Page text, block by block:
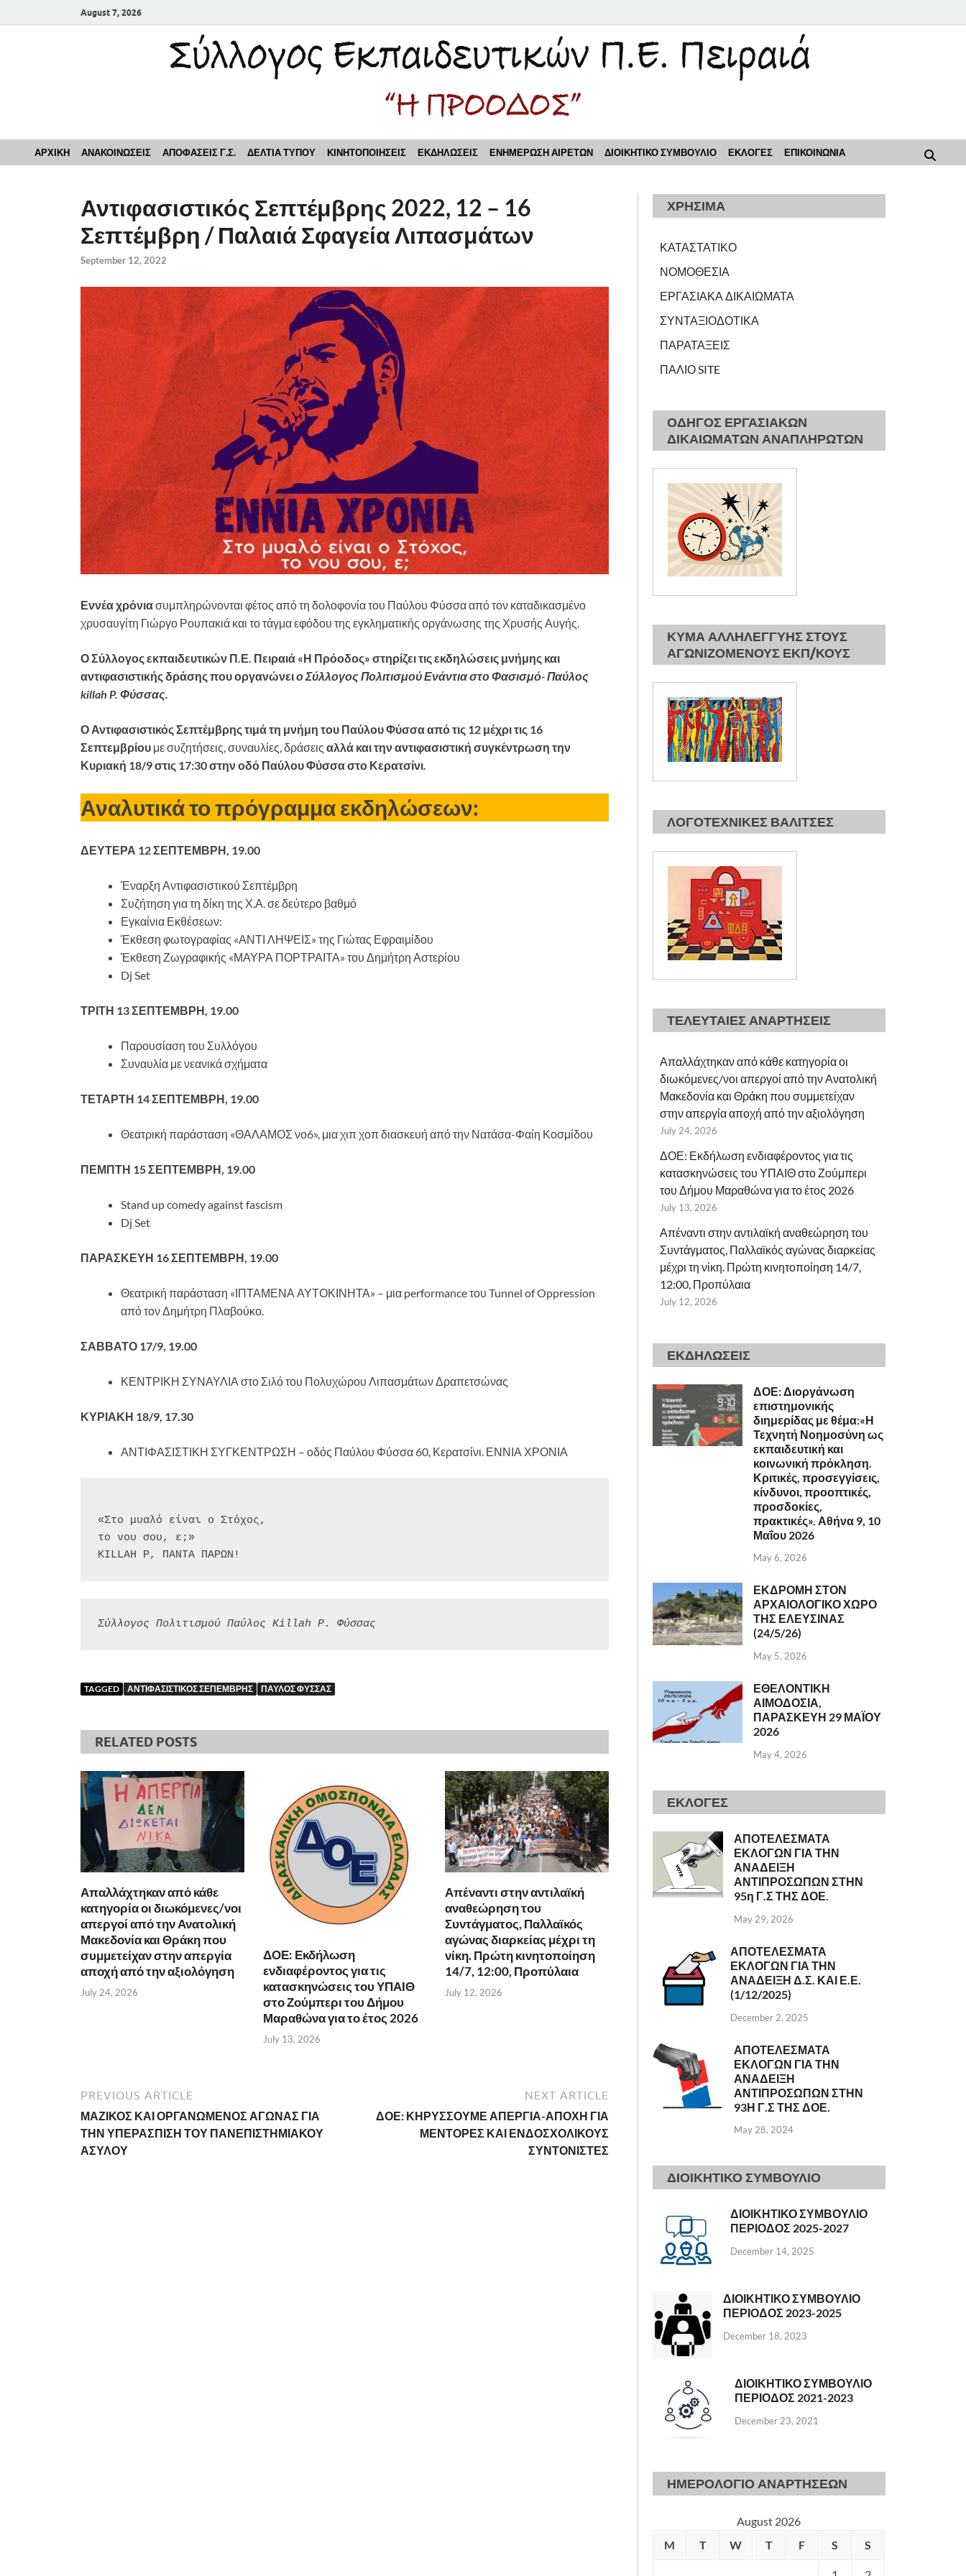
August 7, 2026
Σύλλογος Εκπαιδευτικών Π.Ε. Πειραιά "Η Πρόοδος"
ΑΡΧΙΚΗ ΑΝΑΚΟΙΝΩΣΕΙΣ ΑΠΟΦΑΣΕΙΣ Γ.Σ. ΔΕΛΤΙΑ ΤΥΠΟΥ ΚΙΝΗΤΟΠΟΙΗΣΕΙΣ ΕΚΔΗΛΩΣΕΙΣ ΕΝΗΜΕΡΩΣΗ ΑΙΡΕΤΩΝ ΔΙΟΙΚΗΤΙΚΟ ΣΥΜΒΟΥΛΙΟ ΕΚΛΟΓΕΣ ΕΠΙΚΟΙΝΩΝΙΑ
Αντιφασιστικός Σεπτέμβρης 2022, 12 – 16
Σεπτέμβρη / Παλαιά Σφαγεία Λιπασμάτων
September 12, 2022
Εννέα χρόνιασυμπληρώνονται φέτος από τη δολοφονία του Παύλου Φύσσα από τον καταδικασμένο
χρυσαυγίτη Γιώργο Ρουπακιά και το τάγμα εφόδου της εγκληματικής οργάνωσης της Χρυσής Αυγής.
Ο Σύλλογος εκπαιδευτικών Π.Ε. Πειραιά «Η Πρόοδος» στηρίζει τις εκδηλώσεις μνήμης και
αντιφασιστικής δράσης που οργανώνειοΣύλλογος Πολιτισμού Ενάντια στο Φασισμό- Παύλος
killah P. Φύσσας.
Ο Αντιφασιστικός Σεπτέμβρης τιμά τη μνήμη του Παύλου Φύσσα από τις 12 μέχρι τις 16
Σεπτεμβρίου με συζητήσεις, συναυλίες, δράσεις αλλά και την αντιφασιστική συγκέντρωση την
Κυριακή 18/9 στις 17:30 στην οδό Παύλου Φύσσα στο Κερατσίνι.
Αναλυτικά το πρόγραμμα εκδηλώσεων:
ΔΕΥΤΕΡΑ 12 ΣΕΠΤΕΜΒΡΗ, 19.00
Έναρξη Αντιφασιστικού Σεπτέμβρη
Συζήτηση για τη δίκη της Χ.Α. σε δεύτερο βαθμό
Εγκαίνια Εκθέσεων:
Έκθεση φωτογραφίας «ΑΝΤΙ ΛΗΨΕΙΣ» της Γιώτας Εφραιμίδου
Έκθεση Ζωγραφικής «ΜΑΥΡΑ ΠΟΡΤΡΑΙΤΑ» του Δημήτρη Αστερίου
Dj Set
ΤΡΙΤΗ 13 ΣΕΠΤΕΜΒΡΗ, 19.00
Παρουσίαση του Συλλόγου
Συναυλία με νεανικά σχήματα
ΤΕΤΑΡΤΗ 14 ΣΕΠΤΕΜΒΡΗ, 19.00
Θεατρική παράσταση «ΘΑΛΑΜΟΣ νο6», μια χιπ χοπ διασκευή από την Νατάσα-Φαίη Κοσμίδου
ΠΕΜΠΤΗ 15 ΣΕΠΤΕΜΒΡΗ, 19.00
Stand up comedy against fascism
Dj Set
ΠΑΡΑΣΚΕΥΗ 16 ΣΕΠΤΕΜΒΡΗ, 19.00
Θεατρική παράσταση «ΙΠΤΑΜΕΝΑ ΑΥΤΟΚΙΝΗΤΑ» – μια performance του Tunnel of Oppression
από τον Δημήτρη Πλαβούκο.
ΣΑΒΒΑΤΟ 17/9, 19.00
ΚΕΝΤΡΙΚΗ ΣΥΝΑΥΛΙΑ στο Σιλό του Πολυχώρου Λιπασμάτων Δραπετσώνας
ΚΥΡΙΑΚΗ 18/9, 17.30
ΑΝΤΙΦΑΣΙΣΤΙΚΗ ΣΥΓΚΕΝΤΡΩΣΗ – οδός Παύλου Φύσσα 60, Κερατσίνι. ΕΝΝΙΑ ΧΡΟΝΙΑ
«Στο μυαλό είναι ο Στόχος,
το νου σου, ε;»
KILLAH P, ΠΑΝΤΑ ΠΑΡΩΝ!
Σύλλογος Πολιτισμού Παύλος Killah P. Φύσσας
TAGGED ΑΝΤΙΦΑΣΙΣΤΙΚΟΣ ΣΕΠΕΜΒΡΗΣ ΠΑΥΛΟΣ ΦΥΣΣΑΣ
RELATED POSTS
Απαλλάχτηκαν από κάθε
κατηγορία οι διωκόμενες/νοι
απεργοί από την Ανατολική
Μακεδονία και Θράκη που
συμμετείχαν στην απεργία
αποχή από την αξιολόγηση
July 24, 2026
ΔΟΕ: Εκδήλωση
ενδιαφέροντος για τις
κατασκηνώσεις του ΥΠΑΙΘ
στο Ζούμπερι του Δήμου
Μαραθώνα για το έτος 2026
July 13, 2026
Απέναντι στην αντιλαϊκή
αναθεώρηση του
Συντάγματος, Παλλαϊκός
αγώνας διαρκείας μέχρι τη
νίκη. Πρώτη κινητοποίηση
14/7, 12:00, Προπύλαια
July 12, 2026
PREVIOUS ARTICLE
ΜΑΖΙΚΟΣ ΚΑΙ ΟΡΓΑΝΩΜΕΝΟΣ ΑΓΩΝΑΣ ΓΙΑ
ΤΗΝ ΥΠΕΡΑΣΠΙΣΗ ΤΟΥ ΠΑΝΕΠΙΣΤΗΜΙΑΚΟΥ
ΑΣΥΛΟΥ
NEXT ARTICLE
ΔΟΕ: ΚΗΡΥΣΣΟΥΜΕ ΑΠΕΡΓΙΑ-ΑΠΟΧΗ ΓΙΑ
ΜΕΝΤΟΡΕΣ ΚΑΙ ΕΝΔΟΣΧΟΛΙΚΟΥΣ
ΣΥΝΤΟΝΙΣΤΕΣ
ΧΡΗΣΙΜΑ
ΚΑΤΑΣΤΑΤΙΚΟ
ΝΟΜΟΘΕΣΙΑ
ΕΡΓΑΣΙΑΚΑ ΔΙΚΑΙΩΜΑΤΑ
ΣΥΝΤΑΞΙΟΔΟΤΙΚΑ
ΠΑΡΑΤΑΞΕΙΣ
ΠΑΛΙΟ SITE
ΟΔΗΓΟΣ ΕΡΓΑΣΙΑΚΩΝ
ΔΙΚΑΙΩΜΑΤΩΝ ΑΝΑΠΛΗΡΩΤΩΝ
ΚΥΜΑ ΑΛΛΗΛΕΓΓΥΗΣ ΣΤΟΥΣ
ΑΓΩΝΙΖΟΜΕΝΟΥΣ ΕΚΠ/ΚΟΥΣ
ΛΟΓΟΤΕΧΝΙΚΕΣ ΒΑΛΙΤΣΕΣ
ΤΕΛΕΥΤΑΙΕΣ ΑΝΑΡΤΗΣΕΙΣ
Απαλλάχτηκαν από κάθε κατηγορία οι
διωκόμενες/νοι απεργοί από την Ανατολική
Μακεδονία και Θράκη που συμμετείχαν
στην απεργία αποχή από την αξιολόγηση
July 24, 2026
ΔΟΕ: Εκδήλωση ενδιαφέροντος για τις
κατασκηνώσεις του ΥΠΑΙΘ στο Ζούμπερι
του Δήμου Μαραθώνα για το έτος 2026
July 13, 2026
Απέναντι στην αντιλαϊκή αναθεώρηση του
Συντάγματος, Παλλαϊκός αγώνας διαρκείας
μέχρι τη νίκη. Πρώτη κινητοποίηση 14/7,
12:00, Προπύλαια
July 12, 2026
ΕΚΔΗΛΩΣΕΙΣ
ΔΟΕ: Διοργάνωση
επιστημονικής
διημερίδας με θέμα:«Η
Τεχνητή Νοημοσύνη ως
εκπαιδευτική και
κοινωνική πρόκληση.
Κριτικές, προσεγγίσεις,
κίνδυνοι, προοπτικές,
προσδοκίες,
πρακτικές». Αθήνα 9, 10
Μαΐου 2026
May 6, 2026
ΕΚΔΡΟΜΗ ΣΤΟΝ
ΑΡΧΑΙΟΛΟΓΙΚΟ ΧΩΡΟ
ΤΗΣ ΕΛΕΥΣΙΝΑΣ
(24/5/26)
May 5, 2026
ΕΘΕΛΟΝΤΙΚΗ
ΑΙΜΟΔΟΣΙΑ,
ΠΑΡΑΣΚΕΥΗ 29 ΜΑΪΟΥ
2026
May 4, 2026
ΕΚΛΟΓΕΣ
ΑΠΟΤΕΛΕΣΜΑΤΑ
ΕΚΛΟΓΩΝ ΓΙΑ ΤΗΝ
ΑΝΑΔΕΙΞΗ
ΑΝΤΙΠΡΟΣΩΠΩΝ ΣΤΗΝ
95η Γ.Σ ΤΗΣ ΔΟΕ.
May 29, 2026
ΑΠΟΤΕΛΕΣΜΑΤΑ
ΕΚΛΟΓΩΝ ΓΙΑ ΤΗΝ
ΑΝΑΔΕΙΞΗ Δ.Σ. ΚΑΙ Ε.Ε.
(1/12/2025)
December 2, 2025
ΑΠΟΤΕΛΕΣΜΑΤΑ
ΕΚΛΟΓΩΝ ΓΙΑ ΤΗΝ
ΑΝΑΔΕΙΞΗ
ΑΝΤΙΠΡΟΣΩΠΩΝ ΣΤΗΝ
93Η Γ.Σ ΤΗΣ ΔΟΕ.
May 28, 2024
ΔΙΟΙΚΗΤΙΚΟ ΣΥΜΒΟΥΛΙΟ
ΔΙΟΙΚΗΤΙΚΟ ΣΥΜΒΟΥΛΙΟ
ΠΕΡΙΟΔΟΣ 2025-2027
December 14, 2025
ΔΙΟΙΚΗΤΙΚΟ ΣΥΜΒΟΥΛΙΟ
ΠΕΡΙΟΔΟΣ 2023-2025
December 18, 2023
ΔΙΟΙΚΗΤΙΚΟ ΣΥΜΒΟΥΛΙΟ
ΠΕΡΙΟΔΟΣ 2021-2023
December 23, 2021
ΗΜΕΡΟΛΟΓΙΟ ΑΝΑΡΤΗΣΕΩΝ
August 2026
M
T W T F S S